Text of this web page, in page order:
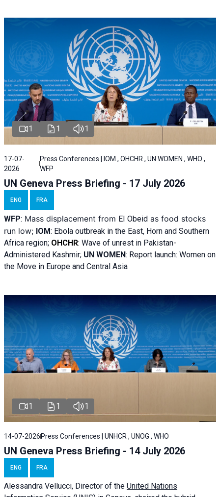
1 1 1
17-07-
2026
Press Conferences | IOM , OHCHR , UN WOMEN , WHO ,
WFP
UN Geneva Press Briefing - 17 July 2026
ENG FRA
WFP: Mass displacement from El Obeid as food stocks
run low; IOM: Ebola outbreak in the East, Horn and Southern
Africa region; OHCHR: Wave of unrest in Pakistan-
Administered Kashmir; UN WOMEN: Report launch: Women on
the Move in Europe and Central Asia
1 1 1
14-07-2026 Press Conferences | UNHCR , UNOG , WHO
UN Geneva Press Briefing - 14 July 2026
ENG FRA
Alessandra Vellucci, Director of the United Nations